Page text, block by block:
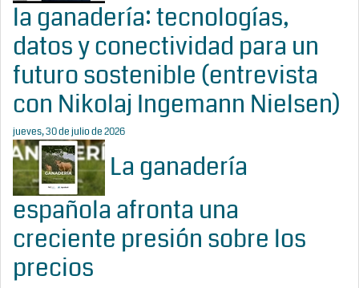
la ganadería: tecnologías,
datos y conectividad para un
futuro sostenible (entrevista
con Nikolaj Ingemann Nielsen)
jueves, 30 de julio de 2026
La ganadería
española afronta una
creciente presión sobre los
precios